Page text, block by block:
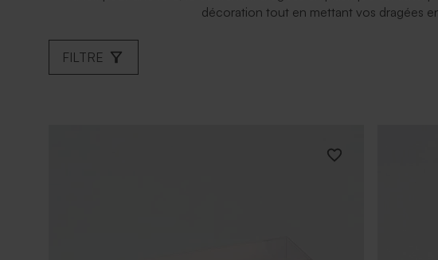
décoration tout en mettant vos dragées
FILTRE